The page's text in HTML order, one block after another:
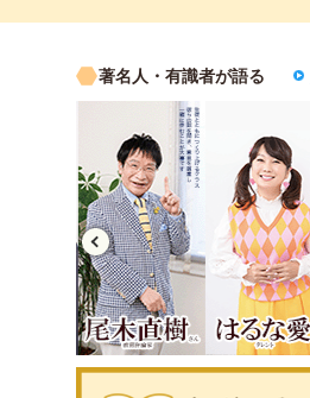
著名人・有識者が語る